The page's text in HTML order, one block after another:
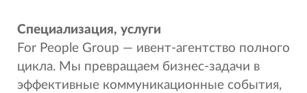
Специализация, услуги
For People Group — ивент-агентство полного
цикла. Мы превращаем бизнес-задачи в
эффективные коммуникационные события,